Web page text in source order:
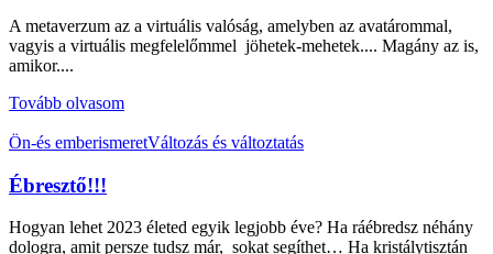
A metaverzum az a virtuális valóság, amelyben az avatárommal,
vagyis a virtuális megfelelőmmel jöhetek-mehetek.... Magány az is,
amikor....
Tovább olvasom
Ön-és emberismeretVáltozás és változtatás
Ébresztő!!!
Hogyan lehet 2023 életed egyik legjobb éve? Ha ráébredsz néhány
dologra, amit persze tudsz már, sokat segíthet… Ha kristálytisztán